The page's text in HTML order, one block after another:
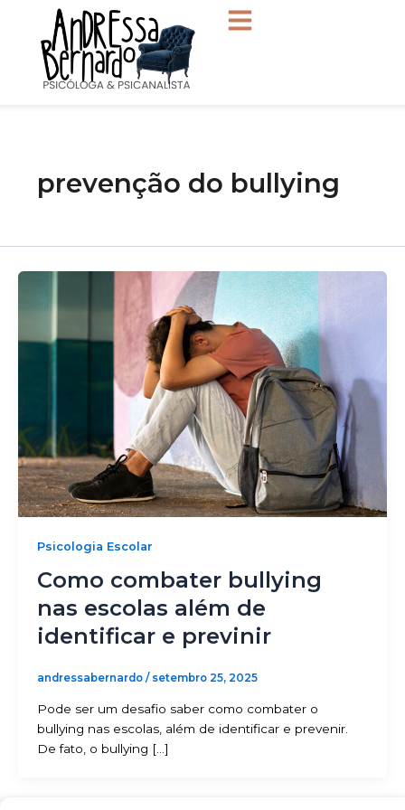
conteúdo
prevenção do bullying
Psicologia Escolar
Como combater bullying
nas escolas além de
identificar e previnir
andressabernardo / setembro 25, 2025
Pode ser um desafio saber como combater o
bullying nas escolas, além de identificar e prevenir.
De fato, o bullying […]